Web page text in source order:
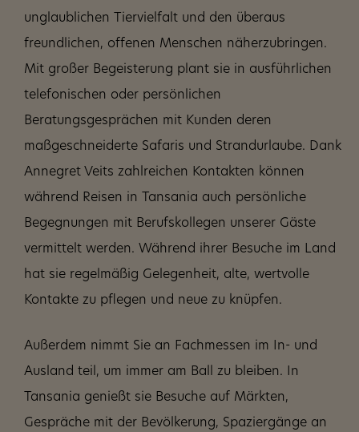
unglaublichen Tiervielfalt und den überaus
freundlichen, offenen Menschen näherzubringen.
Mit großer Begeisterung plant sie in ausführlichen
telefonischen oder persönlichen
Beratungsgesprächen mit Kunden deren
maßgeschneiderte Safaris und Strandurlaube. Dank
Annegret Veits zahlreichen Kontakten können
während Reisen in Tansania auch persönliche
Begegnungen mit Berufskollegen unserer Gäste
vermittelt werden. Während ihrer Besuche im Land
hat sie regelmäßig Gelegenheit, alte, wertvolle
Kontakte zu pflegen und neue zu knüpfen.
Außerdem nimmt Sie an Fachmessen im In- und
Ausland teil, um immer am Ball zu bleiben. In
Tansania genießt sie Besuche auf Märkten,
Gespräche mit der Bevölkerung, Spaziergänge an